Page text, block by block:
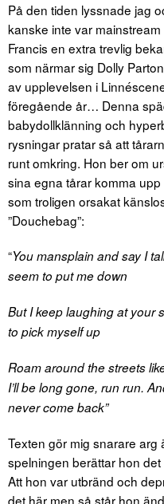
På den tiden lyssnade jag
kanske inte var
Francis en extra trevlig
som närmar sig Dolly
av upplevelsen i
föregående år… Denna
babydollklänning och
rysningar pratar så att
runt omkring. Hon ber om
sina egna tårar komma
som troligen orsakat
”Douchebag”:
“You mansplain and say I
seem to put me down
But I keep laughing at your
to pick myself up
Roam around the streets
I’ll be long gone, run run.
never come back”
Texten gör mig snarare arg
spelningen berättar hon
Att hon var utbränd och
det här men så står hon